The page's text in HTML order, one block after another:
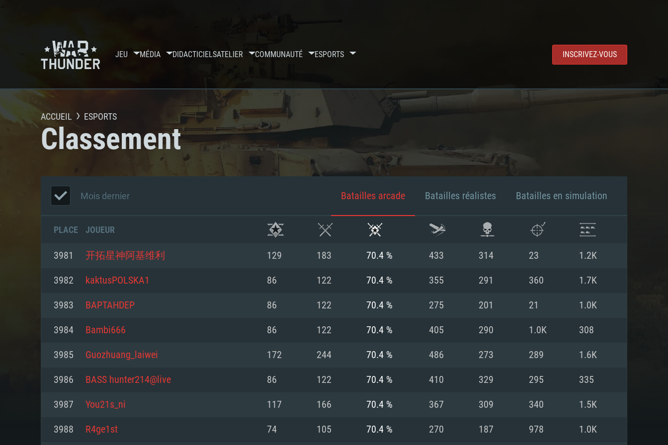
JEU MÉDIA DIDACTICIELSATELIER COMMUNAUTÉ ESPORTS INSCRIVEZ-VOUS
CONFIGURATION SYSTÈME REQUISE
ACCUEIL ESPORTS
Classement
Mois dernier Batailles arcade Batailles réalistes Batailles en simulation
PLACE JOUEUR
3981 开拓星神阿基维利 129 183 70.4 % 433 314 23 1.2K
3982 kaktusPOLSKA1 86 122 70.4 % 355 291 360 1.7K
3983 BAPTAHDEP 86 122 70.4 % 275 201 21 1.0K
3984 Bambi666 86 122 70.4 % 405 290 1.0K 308
3985 Guozhuang_laiwei 172 244 70.4 % 486 273 289 1.6K
3986 BASS hunter214@live 86 122 70.4 % 410 329 295 335
3987 You21s_ni 117 166 70.4 % 367 309 340 1.5K
3988 R4ge1st 74 105 70.4 % 270 187 978 1.0K